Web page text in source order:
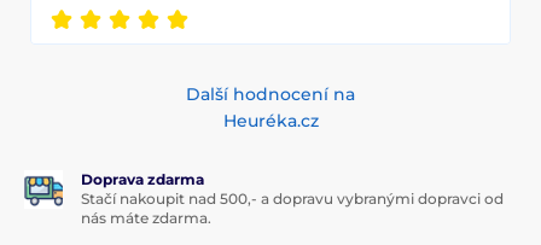
Další hodnocení na
Heuréka.cz
Doprava zdarma
Stačí nakoupit nad 500,- a dopravu vybranými dopravci od
nás máte zdarma.